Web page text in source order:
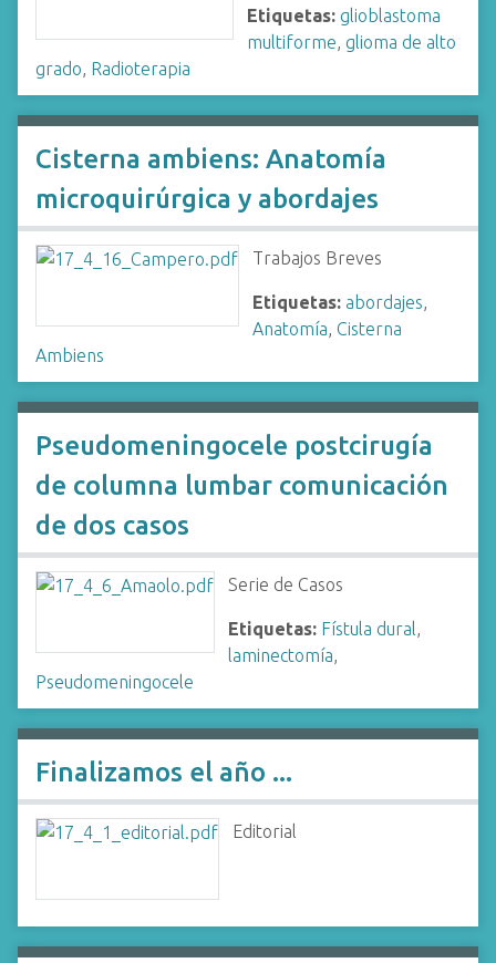
Etiquetas: glioblastoma
multiforme, glioma de alto
grado, Radioterapia
Cisterna ambiens: Anatomía
microquirúrgica y abordajes
Trabajos Breves
Etiquetas: abordajes,
Anatomía, Cisterna
Ambiens
Pseudomeningocele postcirugía
de columna lumbar comunicación
de dos casos
Serie de Casos
Etiquetas: Fístula dural,
laminectomía,
Pseudomeningocele
Finalizamos el año ...
Editorial